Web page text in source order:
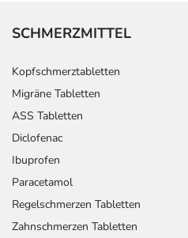
SCHMERZMITTEL
Kopfschmerztabletten
Migräne Tabletten
ASS Tabletten
Diclofenac
Ibuprofen
Paracetamol
Regelschmerzen Tabletten
Zahnschmerzen Tabletten